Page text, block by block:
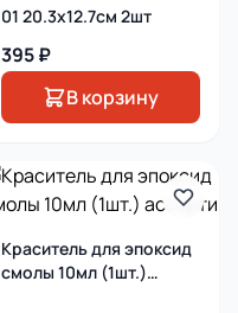
01 20.3х12.7см 2шт
395 ₽
В корзину
Краситель для эпоксид
смолы 10мл (1шт.)